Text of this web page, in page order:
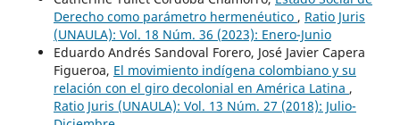
Derecho como parámetro hermenéutico , Ratio Juris
(UNAULA): Vol. 18 Núm. 36 (2023): Enero-Junio
Eduardo Andrés Sandoval Forero, José Javier Capera
Figueroa, El movimiento indígena colombiano y su
relación con el giro decolonial en América Latina ,
Ratio Juris (UNAULA): Vol. 13 Núm. 27 (2018): Julio-